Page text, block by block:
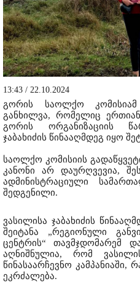
13:43 / 22.10.2024
გორის საოლქო
განხილვა, რომელიც
გორის ორგანიზაციის
ჯაბახიძის წინააღმდეგ იყო
საოლქო კომისიის
კანონი არ დაურღვევია,
ადმინისტრაციული
შედგენილი.
ვასილისა ჯაბახიძის
შეიტანა „რეგიონული
ცენტრის“ თავმჯდომარემ
აღნიშნულია, რომ
წინასაარჩევნო
ეკრძალება.